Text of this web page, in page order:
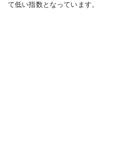
て低い指数となっています。